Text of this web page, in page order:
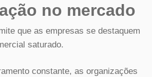
no mercado
que as empresas se destaquem
saturado.
constante, as organizações